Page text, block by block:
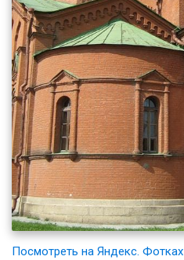
Посмотреть на Яндекс. Фотках